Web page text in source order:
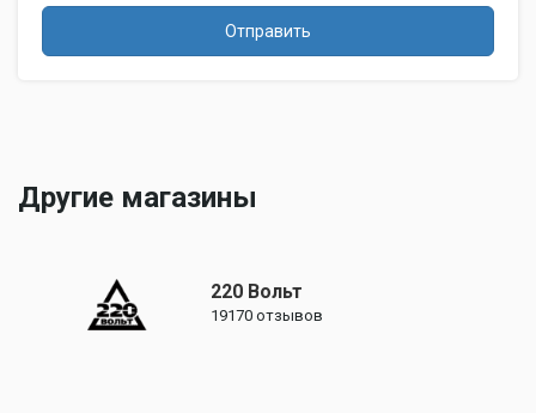
Отправить
Другие магазины
220 Вольт
19170отзывов